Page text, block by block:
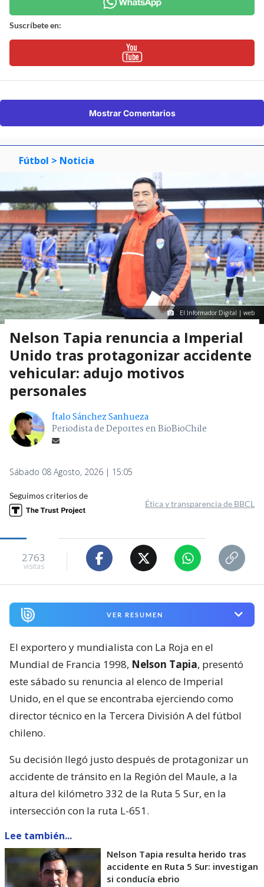
Suscríbete en:
Mostrar Comentarios
Fútbol > Noticia
El Informador Digital | web
Nelson Tapia renuncia a Imperial
Unido tras protagonizar accidente
vehicular: adujo motivos
personales
Ítalo Sánchez Sanhueza
Periodista de Deportes en BioBioChile
Sábado 08 Agosto, 2026 | 15:05
Seguimos criterios de
Ética y transparencia de BBCL
2763
visitas
VER RESUMEN
El exportero y mundialista con La Roja en el
Mundial de Francia 1998, Nelson Tapia, presentó
este sábado su renuncia al elenco de Imperial
Unido, en el que se encontraba ejerciendo como
director técnico en la Tercera División A del fútbol
chileno.
Su decisión llegó justo después de protagonizar un
accidente de tránsito en la Región del Maule, a la
altura del kilómetro 332 de la Ruta 5 Sur, en la
intersección con la ruta L-651.
Lee también...
Nelson Tapia resulta herido tras
accidente en Ruta 5 Sur: investigan
si conducía ebrio